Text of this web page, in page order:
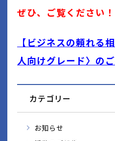
ぜひ、ご覧ください！
【ビジネスの頼れる
人向けグレード〉の
カテゴリー
お知らせ